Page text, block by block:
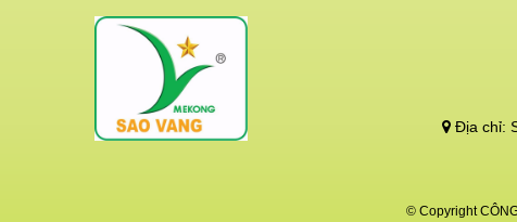
Địa chỉ:
© Copyright